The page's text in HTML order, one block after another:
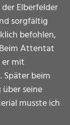
Elberfelder
sorgfältig
befohlen,
Attentat
mit
Später beim
seine
musste ich